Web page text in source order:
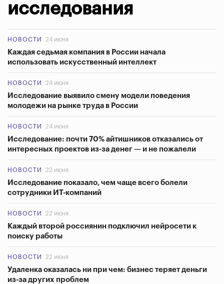
исследования
НОВОСТИ 24 июня
Каждая седьмая компания в России начала
использовать искусственный интеллект
НОВОСТИ 24 июня
Исследование выявило смену модели поведения
молодежи на рынке труда в России
НОВОСТИ 24 июня
Исследование: почти 70% айтишников отказались от
интересных проектов из-за денег — и не пожалели
НОВОСТИ 22 июня
Исследование показало, чем чаще всего болели
сотрудники ИТ-компаний
НОВОСТИ 22 июня
Каждый второй россиянин подключил нейросети к
поиску работы
НОВОСТИ 22 июня
Удаленка оказалась ни при чем: бизнес теряет деньги
из-за других проблем